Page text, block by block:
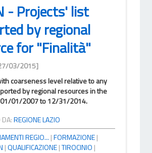
- Projects' list
by regional
for "Finalità"
27/03/2015]
coarseness level relative to any
by regional resources in the
01/2007 to 12/31/2014.
REGIONE LAZIO
REGIO... |FORMAZIONE|
|QUALIFICAZIONE|TIROCINIO |